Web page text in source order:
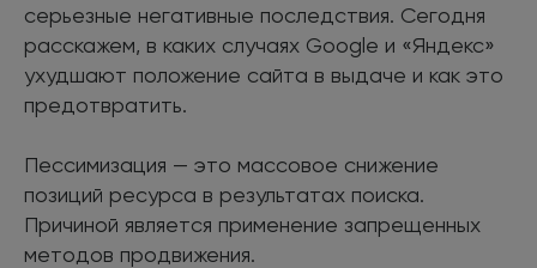
серьезные негативные последствия. Сегодня
расскажем, в каких случаях Google и «Яндекс»
ухудшают положение сайта в выдаче и как это
предотвратить.
Пессимизация — это массовое снижение
позиций ресурса в результатах поиска.
Причиной является применение запрещенных
методов продвижения.